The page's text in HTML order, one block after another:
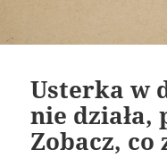
Usterka w
nie
Zobacz, co